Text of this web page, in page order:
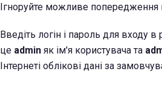
Ігноруйте можливе попередження
Введіть логін і пароль для входу
це admin як ім'я користувача та
Інтернеті облікові дані за